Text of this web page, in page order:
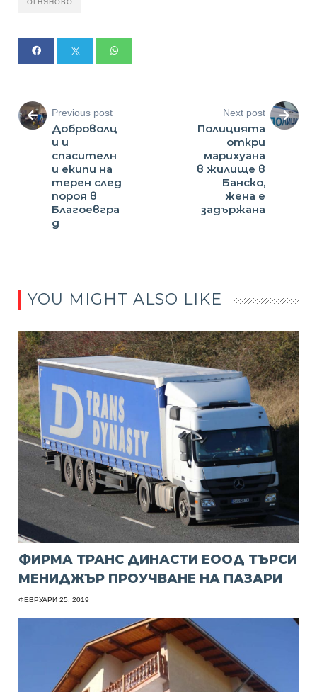
ОГНЯНОВО
Previous post
Доброволц
и и
спасителн
и екипи на
терен след
пороя в
Благоевгра
д
Next post
Полицията
откри
марихуана
в жилище в
Банско,
жена е
задържана
YOU MIGHT ALSO LIKE
ФИРМА ТРАНС ДИНАСТИ ЕООД ТЪРСИ
МЕНИДЖЪР ПРОУЧВАНЕ НА ПАЗАРИ
ФЕВРУАРИ 25, 2019